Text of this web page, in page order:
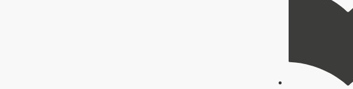
stellt das Rathaus Markersdorf viele Informationen online bereit. Ansprechpartner,